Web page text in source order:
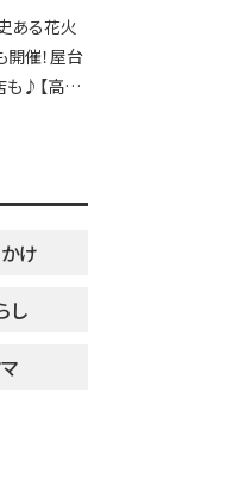
7月18日・
大津市
ある花火
催！屋台
も♪【高宮
け
し